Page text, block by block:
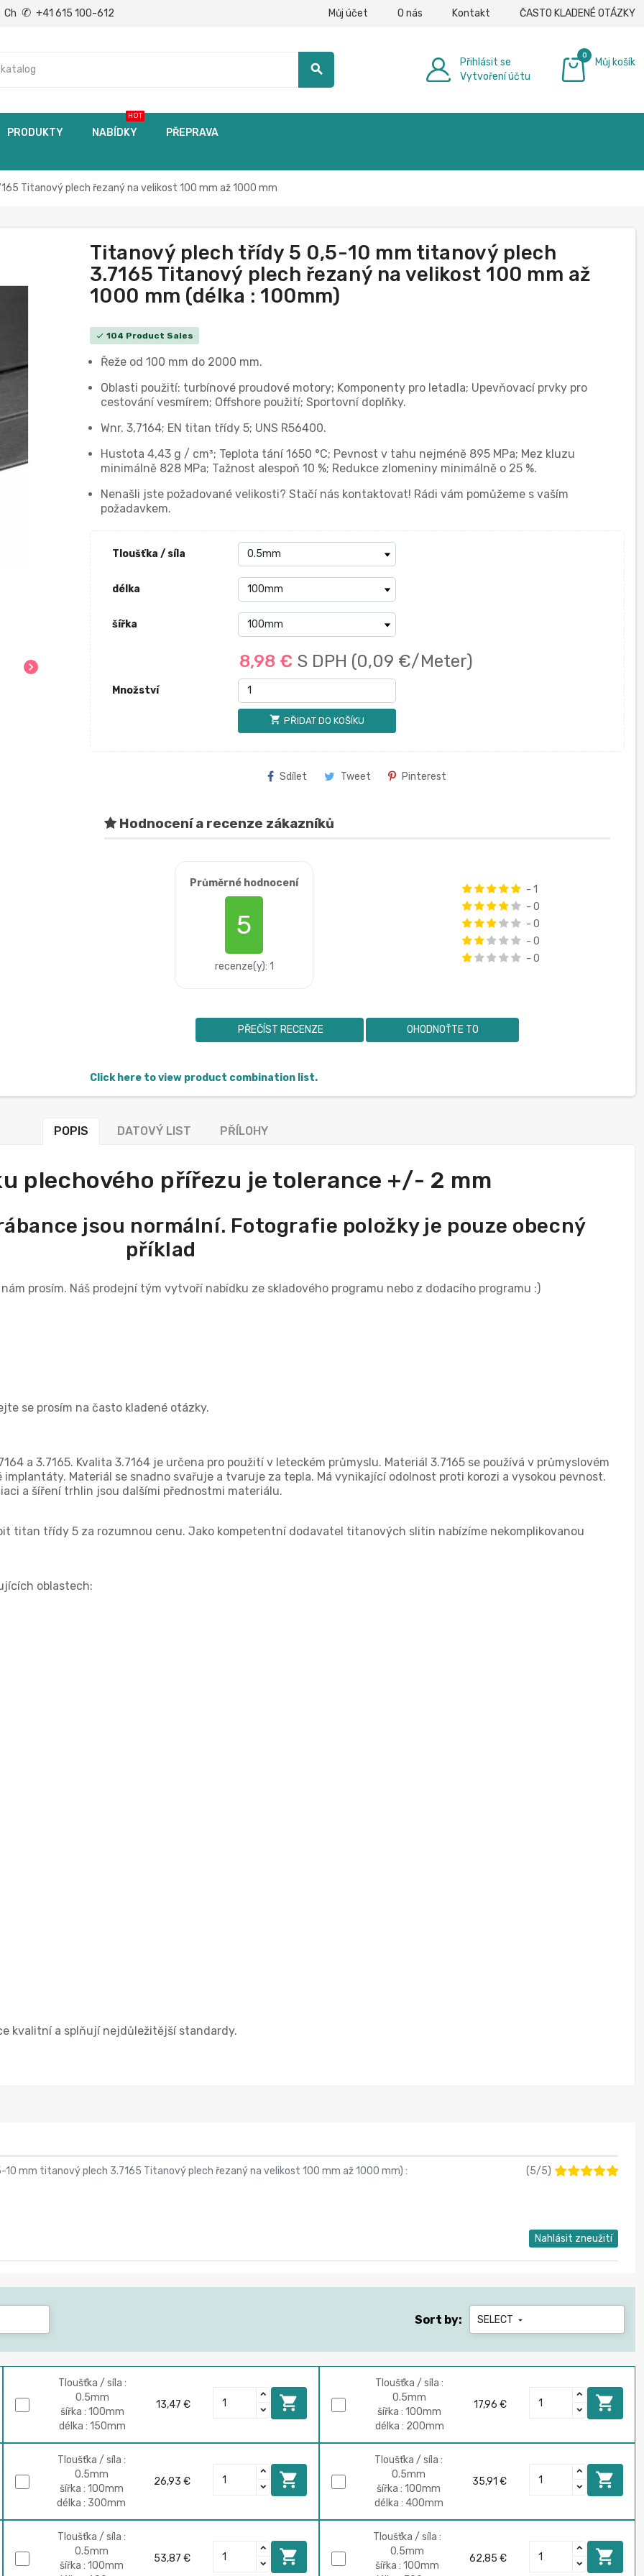
Ch ✆ +41 615 100-612 Můj účet O nás Kontakt ČASTO KLADENÉ OTÁZKY
search
Přihlásit se
Vytvoření účtu
0
Můj košík
PRODUKTY NABÍDKY
HOT
PŘEPRAVA
Titanový plech řezaný na velikost 100 mm až 1000 mm
chevron_right
Titanový plech třídy 5 0,5-10 mm titanový plech
3.7165 Titanový plech řezaný na velikost 100 mm až
1000 mm (délka : 100mm)
check 104 Product Sales
Řeže od 100 mm do 2000 mm.
Oblasti použití: turbínové proudové motory; Komponenty pro letadla; Upevňovací prvky pro
cestování vesmírem; Offshore použití; Sportovní doplňky.
Wnr. 3,7164; EN titan třídy 5; UNS R56400.
Hustota 4,43 g / cm³; Teplota tání 1650 °C; Pevnost v tahu nejméně 895 MPa; Mez kluzu
minimálně 828 MPa; Tažnost alespoň 10 %; Redukce zlomeniny minimálně o 25 %.
Nenašli jste požadované velikosti? Stačí nás kontaktovat! Rádi vám pomůžeme s vaším
požadavkem.
Tloušťka / síla
délka
šířka
8,98 € S DPH (0,09 €/Meter)
Množství
shopping_cart PŘIDAT DO KOŠÍKU
Sdílet Tweet Pinterest
Hodnocení a recenze zákazníků
Průměrné hodnocení
5
recenze(y): 1
- 1
- 0
- 0
- 0
- 0
PŘEČÍST RECENZE OHODNOŤTE TO
Click here to view product combination list.
POPIS DATOVÝ LIST PŘÍLOHY
plechového přířezu je tolerance +/- 2 mm
jsou normální. Fotografie položky je pouze obecný
příklad
prosím. Náš prodejní tým vytvoří nabídku ze skladového programu nebo z dodacího programu :)
se prosím na často kladené otázky.
a 3.7165. Kvalita 3.7164 je určena pro použití v leteckém průmyslu. Materiál 3.7165 se používá v průmyslovém
Materiál se snadno svařuje a tvaruje za tepla. Má vynikající odolnost proti korozi a vysokou pevnost.
a šíření trhlin jsou dalšími přednostmi materiálu.
titan třídy 5 za rozumnou cenu. Jako kompetentní dodavatel titanových slitin nabízíme nekomplikovanou
oblastech:
kvalitní a splňují nejdůležitější standardy.
mm titanový plech 3.7165 Titanový plech řezaný na velikost 100 mm až 1000 mm) : (5/5)
Nahlásit zneužití
Sort by: SELECT 
Tloušťka / síla :
0.5mm
šířka : 100mm
délka : 150mm
13,47 € 
Tloušťka / síla :
0.5mm
šířka : 100mm
délka : 200mm
17,96 € 
Tloušťka / síla :
0.5mm
šířka : 100mm
délka : 300mm
26,93 € 
Tloušťka / síla :
0.5mm
šířka : 100mm
délka : 400mm
35,91 € 
Tloušťka / síla :
0.5mm
šířka : 100mm
53,87 € 
Tloušťka / síla :
0.5mm
šířka : 100mm
62,85 € 